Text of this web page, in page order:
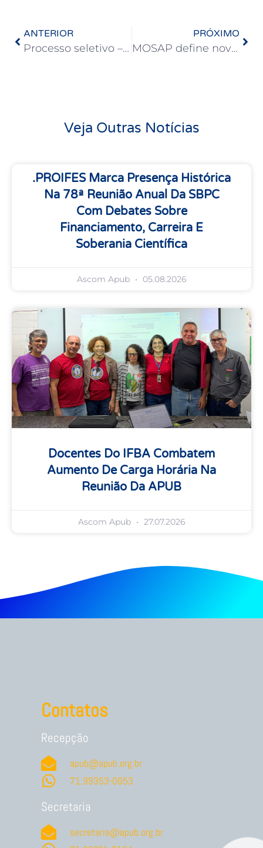
ANTERIOR
Processo seletivo – ESTÁGIO
PRÓXIMO
MOSAP define novas estratégias de mobilização em defesa dos aposentados e contra a Reforma Administrativa
Veja Outras Notícias
.PROIFES Marca Presença Histórica
Na 78ª Reunião Anual Da SBPC
Com Debates Sobre
Financiamento, Carreira E
Soberania Científica
Ascom Apub 05.08.2026
Docentes Do IFBA Combatem
Aumento De Carga Horária Na
Reunião Da APUB
Ascom Apub 27.07.2026
Contatos
Recepção
apub@apub.org.br
71.99353-0053
Secretaria
secretaria@apub.org.br